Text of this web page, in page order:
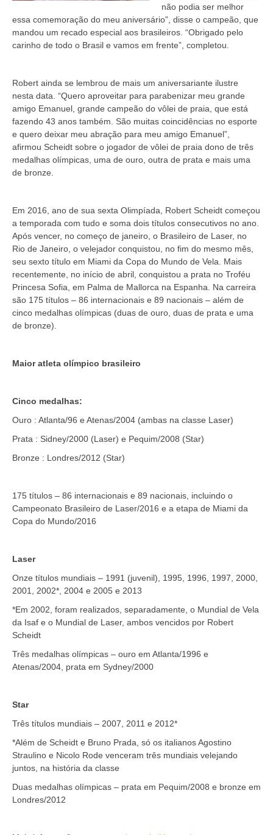
não podia ser melhor
essa comemoração do meu aniversário”, disse o campeão, que
mandou um recado especial aos brasileiros. “Obrigado pelo
carinho de todo o Brasil e vamos em frente”, completou.
Robert ainda se lembrou de mais um aniversariante ilustre
nesta data. “Quero aproveitar para parabenizar meu grande
amigo Emanuel, grande campeão do vôlei de praia, que está
fazendo 43 anos também. São muitas coincidências no esporte
e quero deixar meu abração para meu amigo Emanuel”,
afirmou Scheidt sobre o jogador de vôlei de praia dono de três
medalhas olímpicas, uma de ouro, outra de prata e mais uma
de bronze.
Em 2016, ano de sua sexta Olimpíada, Robert Scheidt começou
a temporada com tudo e soma dois títulos consecutivos no ano.
Após vencer, no começo de janeiro, o Brasileiro de Laser, no
Rio de Janeiro, o velejador conquistou, no fim do mesmo mês,
seu sexto título em Miami da Copa do Mundo de Vela. Mais
recentemente, no início de abril, conquistou a prata no Troféu
Princesa Sofia, em Palma de Mallorca na Espanha. Na carreira
são 175 títulos – 86 internacionais e 89 nacionais – além de
cinco medalhas olímpicas (duas de ouro, duas de prata e uma
de bronze).
Maior atleta olímpico brasileiro
Cinco medalhas:
Ouro : Atlanta/96 e Atenas/2004 (ambas na classe Laser)
Prata : Sidney/2000 (Laser) e Pequim/2008 (Star)
Bronze : Londres/2012 (Star)
175 títulos – 86 internacionais e 89 nacionais, incluindo o
Campeonato Brasileiro de Laser/2016 e a etapa de Miami da
Copa do Mundo/2016
Laser
Onze títulos mundiais – 1991 (juvenil), 1995, 1996, 1997, 2000,
2001, 2002*, 2004 e 2005 e 2013
*Em 2002, foram realizados, separadamente, o Mundial de Vela
da Isaf e o Mundial de Laser, ambos vencidos por Robert
Scheidt
Três medalhas olímpicas – ouro em Atlanta/1996 e
Atenas/2004, prata em Sydney/2000
Star
Três títulos mundiais – 2007, 2011 e 2012*
*Além de Scheidt e Bruno Prada, só os italianos Agostino
Straulino e Nicolo Rode venceram três mundiais velejando
juntos, na história da classe
Duas medalhas olímpicas – prata em Pequim/2008 e bronze em
Londres/2012